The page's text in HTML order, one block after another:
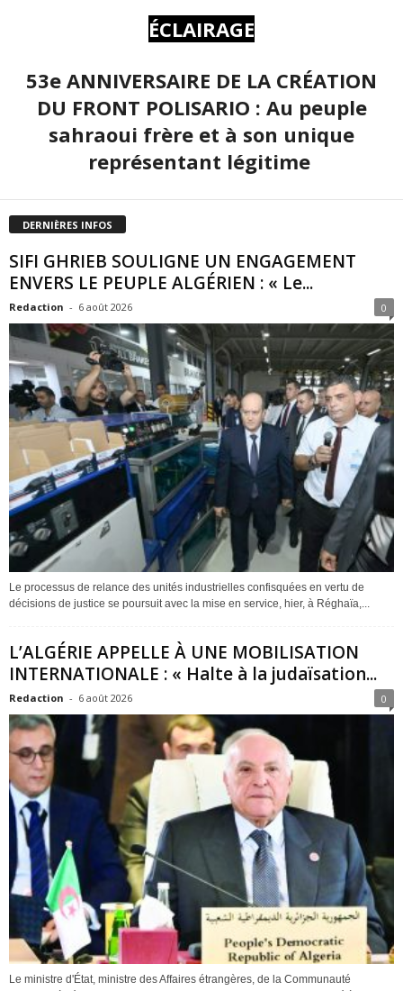
ÉCLAIRAGE
53e ANNIVERSAIRE DE LA CRÉATION
DU FRONT POLISARIO : Au peuple
sahraoui frère et à son unique
représentant légitime
DERNIÈRES INFOS
SIFI GHRIEB SOULIGNE UN ENGAGEMENT
ENVERS LE PEUPLE ALGÉRIEN : « Le...
Redaction - 6 août 2026 0
Le processus de relance des unités industrielles confisquées en vertu de
décisions de justice se poursuit avec la mise en service, hier, à Réghaïa,...
L’ALGÉRIE APPELLE À UNE MOBILISATION
INTERNATIONALE : « Halte à la judaïsation...
Redaction - 6 août 2026 0
Le ministre d'État, ministre des Affaires étrangères, de la Communauté